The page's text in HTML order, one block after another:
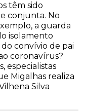
têm sido
conjunta. No
a guarda
isolamento
convívio de pai
coronavírus?
especialistas
Migalhas realiza
Silva